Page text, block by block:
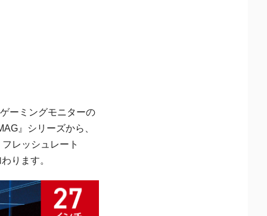
ーミングモニターの
』シリーズから、
レッシュレート
ります。